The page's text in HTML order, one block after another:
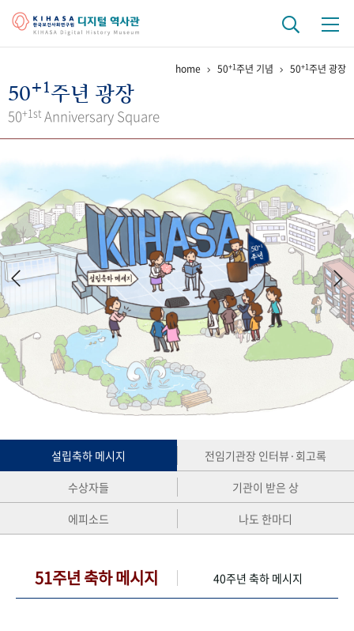
걸어온 길 기관 변천사
키워드로 보는 연구 역사
연구자들
간행물 변천사
기록물 아카이브
사진 아카이브 문서 기록물 행정박물 영상 기록물
50+1 주년 기념
성과 50선 숫자로 보는 50년 50
주년 광장
세계와 함께 한 KIHASA
VR 역사관
home 50+1주년 기념 50+1주년 광장
50+1주년 광장
50+1st Anniversary Square
설립축하 메시지
전임기관장 인터뷰·회고록
수상자들
기관이 받은 상
에피소드
나도 한마디
51주년 축하 메시지 40주년 축하 메시지